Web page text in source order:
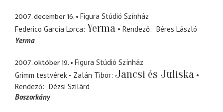
2007. december 16.
Figura Stúdió Színház
Federico García Lorca Yerma Rendező
Béres László
Yerma
2007. október 19.
Figura Stúdió Színház
Grimm testvérek - Zalán Tibor Jancsi és Juliska
Rendező
Dézsi Szilárd
Boszorkány